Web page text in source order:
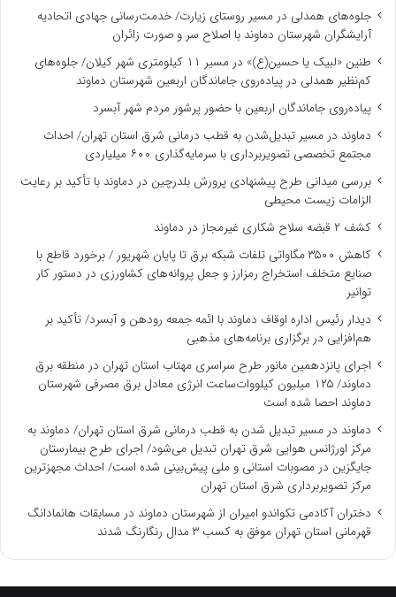
جلوه‌های همدلی در مسیر روستای زیارت/ خدمت‌رسانی جهادی اتحادیه
آرایشگران شهرستان دماوند با اصلاح سر و صورت زائران
طنین «لبیک یا حسین(ع)» در مسیر ۱۱ کیلومتری شهر کیلان/ جلوه‌های
کم‌نظیر همدلی در پیاده‌روی جاماندگان اربعین شهرستان دماوند
پیاده‌روی جاماندگان اربعین با حضور پرشور مردم شهر آبسرد
دماوند در مسیر تبدیل‌شدن به قطب درمانی شرق استان تهران/ احداث
مجتمع تخصصی تصویربرداری با سرمایه‌گذاری ۶۰۰ میلیاردی
بررسی میدانی طرح پیشنهادی پرورش بلدرچین در دماوند با تأکید بر رعایت
الزامات زیست ‌محیطی
کشف ۲ قبضه سلاح شکاری غیرمجاز در دماوند
کاهش ۳۵۰۰ مگاواتی تلفات شبکه برق تا پایان شهریور / برخورد قاطع با
صنایع متخلف استخراج رمزارز و جعل پروانه‌های کشاورزی در دستور کار
توانیر
دیدار رئیس اداره اوقاف دماوند با ائمه جمعه رودهن و آبسرد/ تأکید بر
هم‌افزایی در برگزاری برنامه‌های مذهبی
اجرای پانزدهمین مانور طرح سراسری مهتاب استان تهران در منطقه برق
دماوند/ ۱۲۵ میلیون کیلووات‌ساعت انرژی معادل برق مصرفی شهرستان
دماوند احصا شده است
دماوند در مسیر تبدیل شدن به قطب درمانی شرق استان تهران/ دماوند به
مرکز اورژانس هوایی شرق تهران تبدیل می‌شود/ اجرای طرح بیمارستان
جایگزین در مصوبات استانی و ملی پیش‌بینی شده است/ احداث مجهزترین
مرکز تصویربرداری شرق استان تهران
دختران آکادمی تکواندو امیران از شهرستان دماوند در مسابقات هانمادانگ
قهرمانی استان تهران موفق به کسب ۳ مدال رنگارنگ شدند